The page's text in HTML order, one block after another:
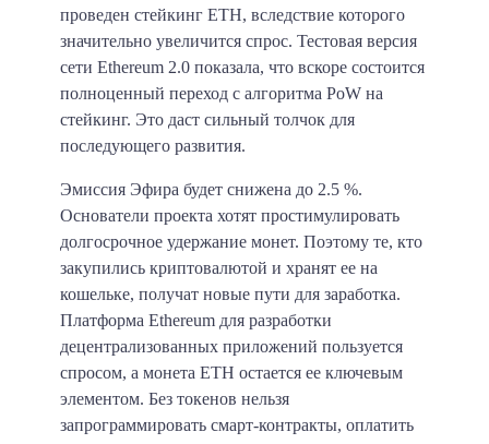
проведен стейкинг ETH, вследствие которого
значительно увеличится спрос. Тестовая версия
сети Ethereum 2.0 показала, что вскоре состоится
полноценный переход с алгоритма PoW на
стейкинг. Это даст сильный толчок для
последующего развития.
Эмиссия Эфира будет снижена до 2.5 %.
Основатели проекта хотят простимулировать
долгосрочное удержание монет. Поэтому те, кто
закупились криптовалютой и хранят ее на
кошельке, получат новые пути для заработка.
Платформа Ethereum для разработки
децентрализованных приложений пользуется
спросом, а монета ETH остается ее ключевым
элементом. Без токенов нельзя
запрограммировать смарт-контракты, оплатить